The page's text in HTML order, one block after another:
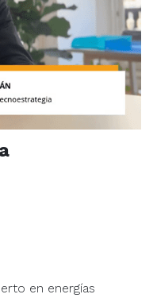
en energías